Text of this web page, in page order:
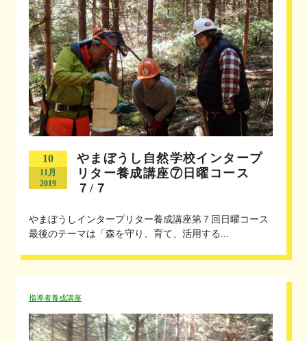
10
11月
2019
やまぼうし自然学校インタープ
リター養成講座⑦日曜コース
７/７
やまぼうしインタープリター養成講座第７回日曜コース
最後のテーマは「森を守り、育て、活用する...
指導者養成講座